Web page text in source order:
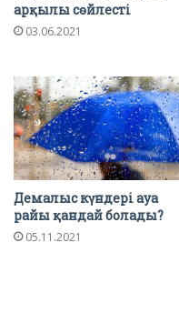
арқылы сөйлесті
03.06.2021
Демалыс күндері ауа
райы қандай болады?
05.11.2021